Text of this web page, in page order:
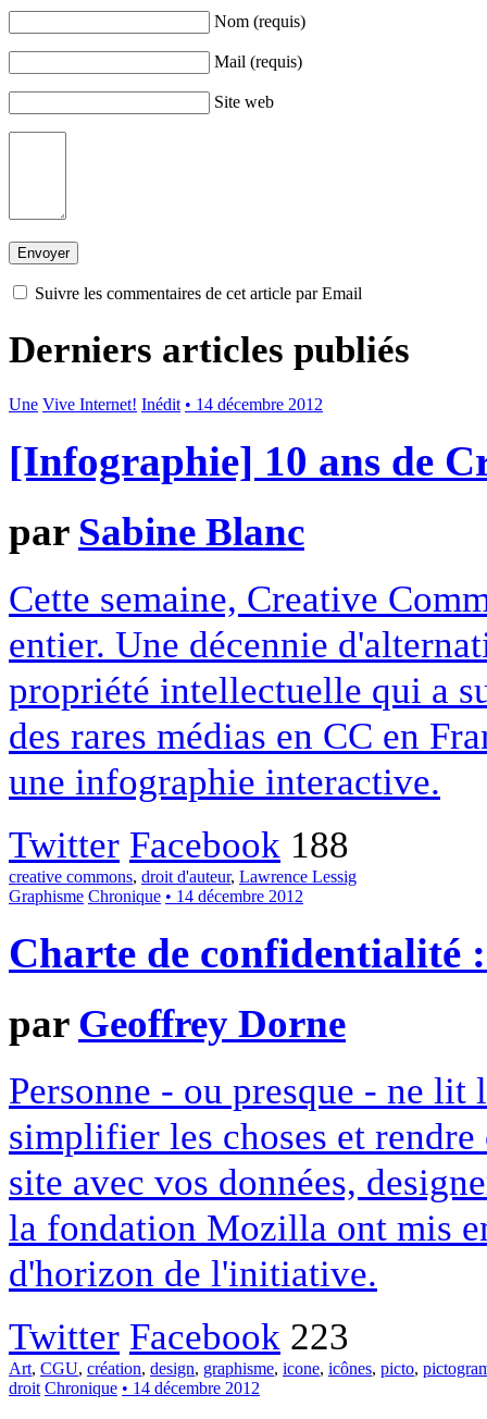
Nom (requis)
Mail (requis)
Site web
Suivre les commentaires de cet article par Email
Derniers articles publiés
Une Vive Internet! Inédit • 14 décembre 2012
[Infographie] 10 ans de
par Sabine Blanc
Cette semaine, Creative
entier. Une décennie
propriété intellectuelle qui a
des rares médias en CC en
une infographie interactive.
Twitter Facebook 188
creative commons, droit d'auteur, Lawrence Lessig
Graphisme Chronique • 14 décembre 2012
Charte de confidentialité
par Geoffrey Dorne
Personne - ou presque - ne
simplifier les choses et
site avec vos données,
la fondation Mozilla ont mis
d'horizon de l'initiative.
Twitter Facebook 223
Art, CGU, création, design, graphisme, icone, icônes, picto,
droit Chronique • 14 décembre 2012